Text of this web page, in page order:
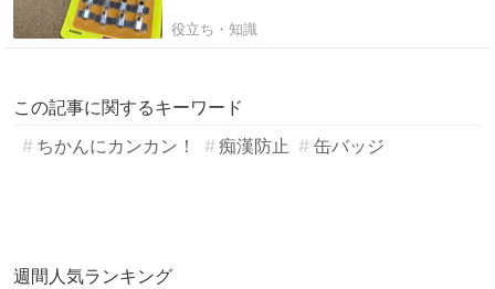
役立ち・知識
この記事に関するキーワード
ちかんにカンカン！
痴漢防止 缶バッジ
週間人気ランキング